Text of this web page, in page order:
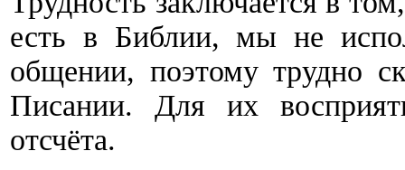
есть в Библии, мы не
общении, поэтому трудно
Писании. Для их
отсчёта.